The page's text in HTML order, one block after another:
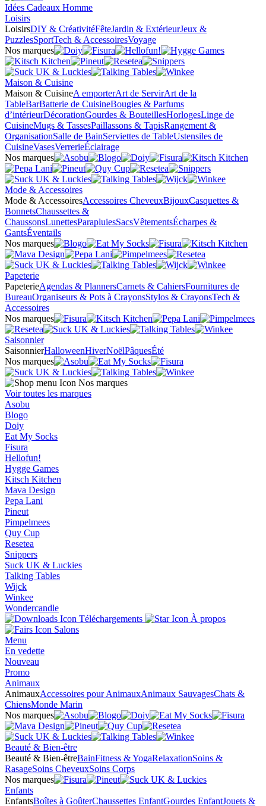
Idées Cadeaux Homme
Loisirs
LoisirsDIY & CréativitéFêteJardin & ExtérieurJeux &
PuzzlesSportTech & AccessoiresVoyage
Nos marques
Maison & Cuisine
Maison & CuisineA emporterArt de ServirArt de la
TableBarBatterie de CuisineBougies & Parfums
d’intérieurDécorationGourdes & BouteillesHorlogesLinge de
CuisineMugs & TassesPaillassons & TapisRangement &
OrganisationSalle de BainServiettes de TableUstensiles de
CuisineVasesVerrerieÉclairage
Nos marques
Mode & Accessoires
Mode & AccessoiresAccessoires CheveuxBijouxCasquettes &
BonnetsChaussettes &
ChaussonsLunettesParapluiesSacsVêtementsÉcharpes &
GantsÉventails
Nos marques
Papeterie
PapeterieAgendas & PlannersCarnets & CahiersFournitures de
BureauOrganiseurs & Pots à CrayonsStylos & CrayonsTech &
Accessoires
Nos marques
Saisonnier
SaisonnierHalloweenHiverNoëlPâquesÉté
Nos marques
Nos marques
Voir toutes les marques
Asobu
Blogo
Doiy
Eat My Socks
Fisura
Hellofun!
Hygge Games
Kitsch Kitchen
Mava Design
Pepa Lani
Pineut
Pimpelmees
Quy Cup
Resetea
Snippers
Suck UK & Luckies
Talking Tables
Wijck
Winkee
Wondercandle
Téléchargements
À propos
Salons
Menu
En vedette
Nouveau
Promo
Animaux
AnimauxAccessoires pour AnimauxAnimaux SauvagesChats &
ChiensMonde Marin
Nos marques
Beauté & Bien-être
Beauté & Bien-êtreBainFitness & YogaRelaxationSoins &
RasageSoins CheveuxSoins Corps
Nos marques
Enfants
EnfantsBoîtes à GoûterChaussettes EnfantGourdes EnfantJouets &